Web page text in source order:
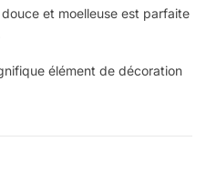
et moelleuse est parfaite
élément de décoration